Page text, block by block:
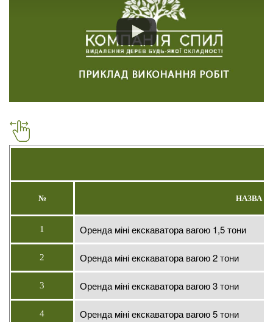
№ НАЗВА
1 Оренда міні екскаватора вагою 1,5 тони
2 Оренда міні екскаватора вагою 2 тони
3 Оренда міні екскаватора вагою 3 тони
4 Оренда міні екскаватора вагою 5 тони